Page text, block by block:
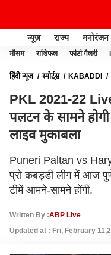
न्यूज़ राज्य मनोरंजन
मौसम राशिफल फोटो गैलरी
हिंदी न्यूज़ स्पोर्ट्स KABADDI
PKL 2021-22
पलटन के सामने होगी
लाइव मुकाबला
Puneri Paltan vs
प्रो कबड्डी लीग में आज
टीमें आमने-सामने होंगी.
Written By :ABP Live
Updated at : Fri, February